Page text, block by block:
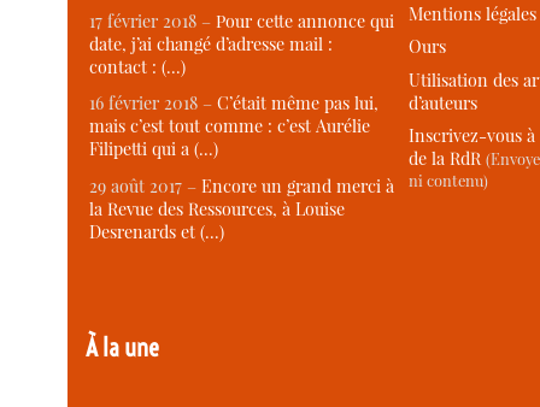
17 février 2018 –Pour cette annonce qui
date, j’ai changé d’adresse mail :
contact : (…)
16 février 2018 –C’était même pas lui,
mais c’est tout comme : c’est Aurélie
Filipetti qui a (…)
29 août 2017 –Encore un grand merci à
la Revue des Ressources, à Louise
Desrenards et (…)
À la une
Mentions légales
Ours
Utilisation des
d’auteurs
Inscrivez-vous
de la RdR
ni contenu)